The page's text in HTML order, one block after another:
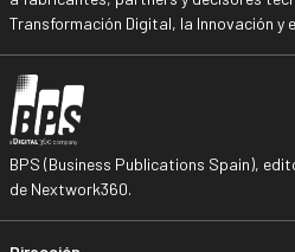
Transformación Digital, la Innovación y
BPS (Business Publications Spain),
de Nextwork360.